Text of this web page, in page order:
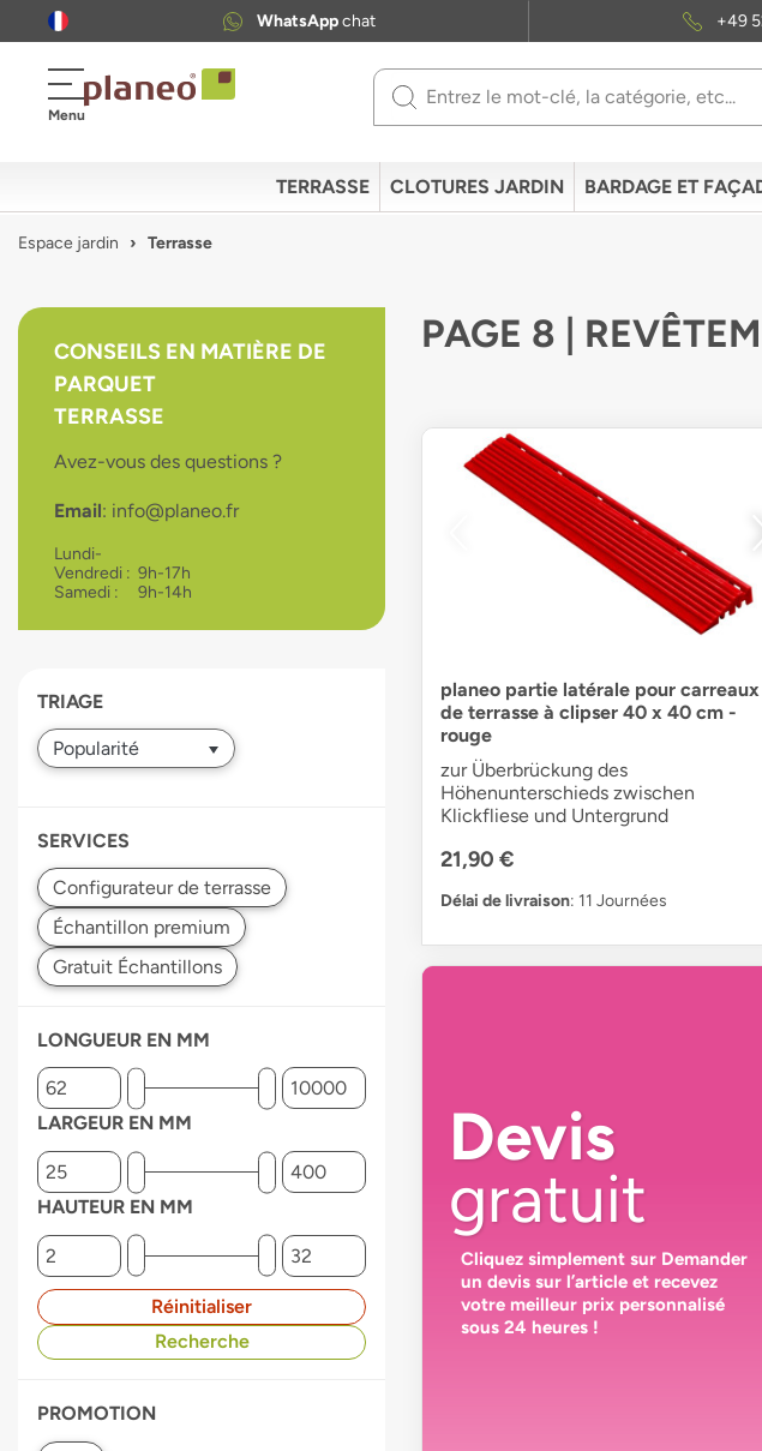
WhatsAppchat +49
Menu
Use
down
arrows
Press
gestures.
TERRASSE CLOTURES JARDIN BARDAGE ET
Espace jardin Terrasse
CONSEILS EN MATIÈRE DE
PARQUET
TERRASSE
Avez-vous des questions ?
Email: info@planeo.fr
Lundi-
Vendredi : 9h-17h
Samedi :
9h-14h
TRIAGE
SERVICES
LONGUEUR EN MM
LARGEUR EN MM
HAUTEUR EN MM
Réinitialiser
Recherche
PROMOTION
PAGE 8 |
planeo partie latérale pour carreaux
de terrasse à clipser 40 x 40 cm -
rouge
zur Überbrückung des
Höhenunterschieds zwischen
Klickfliese und Untergrund
21,90 €
Délai de livraison: 11 Journées
Devis
gratuit
Cliquez simplement sur Demander
un devis sur l’article et recevez
votre meilleur prix personnalisé
sous 24 heures !